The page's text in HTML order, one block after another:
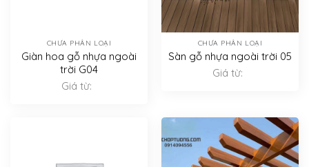
CHƯA PHÂN LOẠI
Giàn hoa gỗ nhựa ngoài
trời G04
Giá từ:
CHƯA PHÂN LOẠI
Sàn gỗ nhựa ngoài trời 05
Giá từ: